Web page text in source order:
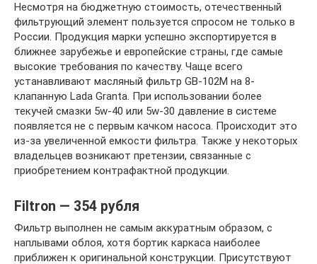
Несмотря на бюджетную стоимость, отечественный
фильтрующий элемент пользуется спросом не только в
России. Продукция марки успешно экспортируется в
ближнее зарубежье и европейские страны, где самые
высокие требования по качеству. Чаще всего
устанавливают масляный фильтр GB-102M на 8-
клапанную Lada Granta. При использовании более
текучей смазки 5w-40 или 5w-30 давление в системе
появляется не с первым качком насоса. Происходит это
из-за увеличенной емкости фильтра. Также у некоторых
владельцев возникают претензии, связанные с
приобретением контрафактной продукции.
Filtron — 354 рубля
Фильтр выполнен не самым аккуратным образом, с
наплывами облоя, хотя бортик каркаса наиболее
приближен к оригинальной конструкции. Присутствуют